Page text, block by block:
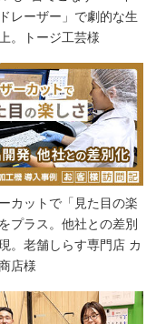
レーザー」で劇的な生
。トージ工芸様
カットで「見た目の楽
プラス。他社との差別
。老舗しらす専門店 カ
店様